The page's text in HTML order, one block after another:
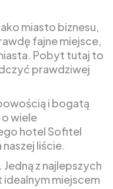
miasto biznesu,
fajne miejsce,
Pobyt tutaj to
prawdziwej
i bogatą
wiele
hotel Sofitel
naszej liście.
z najlepszych
miejscem